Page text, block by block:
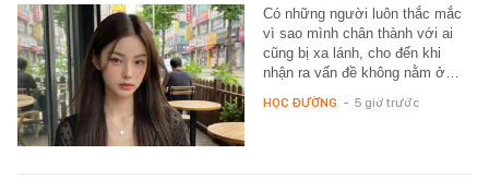
Có những người luôn thắc mắc
vì sao mình chân thành với ai
cũng bị xa lánh, cho đến khi
nhận ra vấn đề không nằm ở…
HỌC ĐƯỜNG - 5 giờ trước